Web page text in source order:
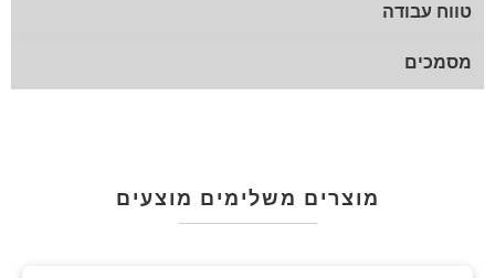
טווח עבודה
מסמכים
מוצרים משלימים מוצעים